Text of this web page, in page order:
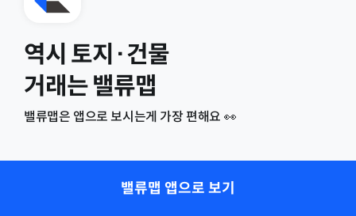
역시 토지·건물
거래는 밸류맵
밸류맵은 앱으로 보시는게 가장 편해요 👀
밸류맵 앱으로 보기